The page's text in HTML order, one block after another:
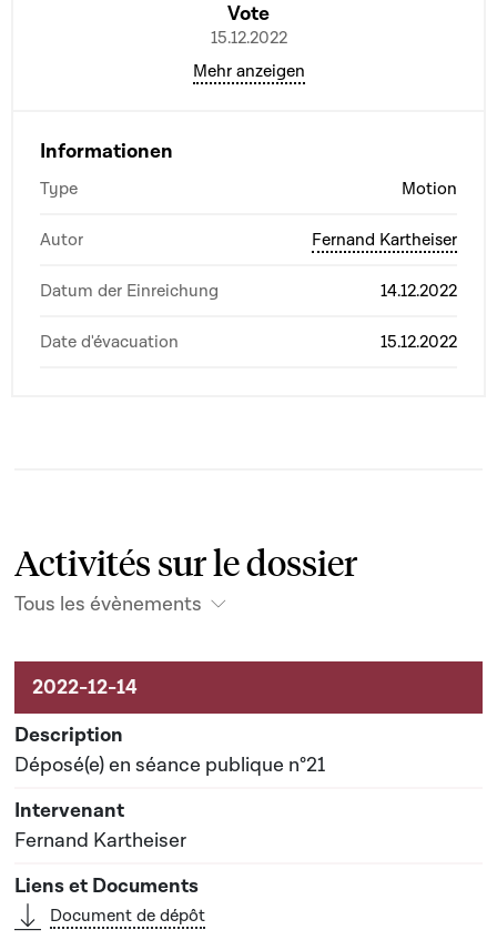
Vote
15.12.2022
Mehr anzeigen
Informationen
Type Motion
Autor Fernand Kartheiser
Datum der Einreichung 14.12.2022
Date d'évacuation 15.12.2022
Activités sur le dossier
Tous les évènements
Activités sur le dossier
Déposé(e) en séance publique n°21
Fernand Kartheiser
Document de dépôt